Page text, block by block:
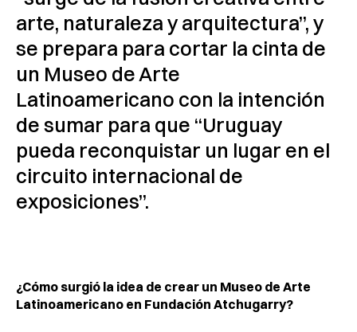
arte, naturaleza y arquitectura”, y
se prepara para cortar la cinta de
un Museo de Arte
Latinoamericano con la intención
de sumar para que “Uruguay
pueda reconquistar un lugar en el
circuito internacional de
exposiciones”.
¿Cómo surgió la idea de crear un Museo de Arte
Latinoamericano en Fundación Atchugarry?